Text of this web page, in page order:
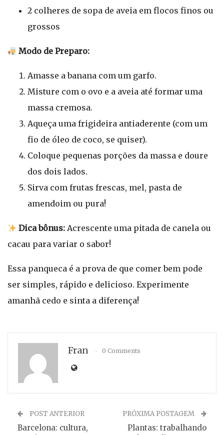
2 colheres de sopa de aveia em flocos finos ou
grossos
Modo de Preparo:
Amasse a banana com um garfo.
Misture com o ovo e a aveia até formar uma
massa cremosa.
Aqueça uma frigideira antiaderente (com um
fio de óleo de coco, se quiser).
Coloque pequenas porções da massa e doure
dos dois lados.
Sirva com frutas frescas, mel, pasta de
amendoim ou pura!
Dica bônus: Acrescente uma pitada de canela ou
cacau para variar o sabor!
Essa panqueca é a prova de que comer bem pode
ser simples, rápido e delicioso. Experimente
amanhã cedo e sinta a diferença!
Fran 0 Comments
POST ANTERIOR
Barcelona: cultura,
PRÓXIMA POSTAGEM
Plantas: trabalhando